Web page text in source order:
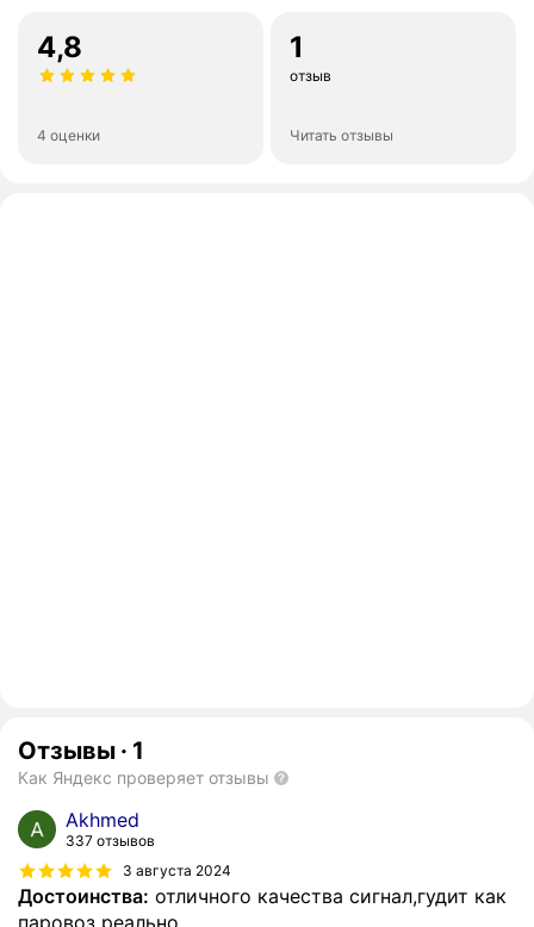
4,8
4 оценки
1
отзыв
Читать отзывы
Отзывы · 1
Как Яндекс проверяет отзывы
Akhmed
337 отзывов
3 августа 2024
Достоинства: отличного качества сигнал,гудит как